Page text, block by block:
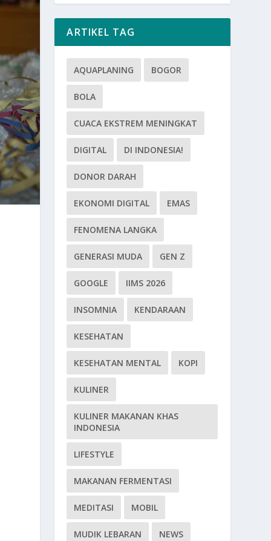
ARTIKEL TAG
AQUAPLANING BOGOR
BOLA
CUACA EKSTREM MENINGKAT
DIGITAL DI INDONESIA!
DONOR DARAH
EKONOMI DIGITAL EMAS
FENOMENA LANGKA
GENERASI MUDA GEN Z
GOOGLE IIMS 2026
INSOMNIA KENDARAAN
KESEHATAN
KESEHATAN MENTAL KOPI
KULINER
KULINER MAKANAN KHAS
INDONESIA
LIFESTYLE
MAKANAN FERMENTASI
MEDITASI MOBIL
MUDIK LEBARAN NEWS